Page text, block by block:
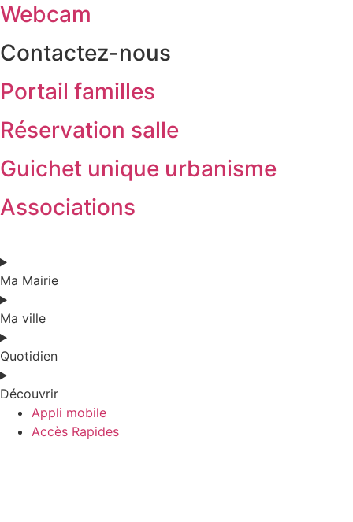
Webcam
Contactez-nous
Portail familles
Réservation salle
Guichet unique urbanisme
Associations
Ma Mairie
Ma ville
Quotidien
Découvrir
Appli mobile
Accès Rapides